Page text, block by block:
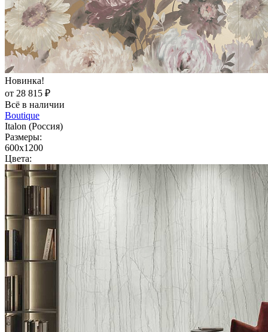
Новинка!
от 28 815 ₽
Всё в наличии
Boutique
Italon (Россия)
Размеры:
600x1200
Цвета: